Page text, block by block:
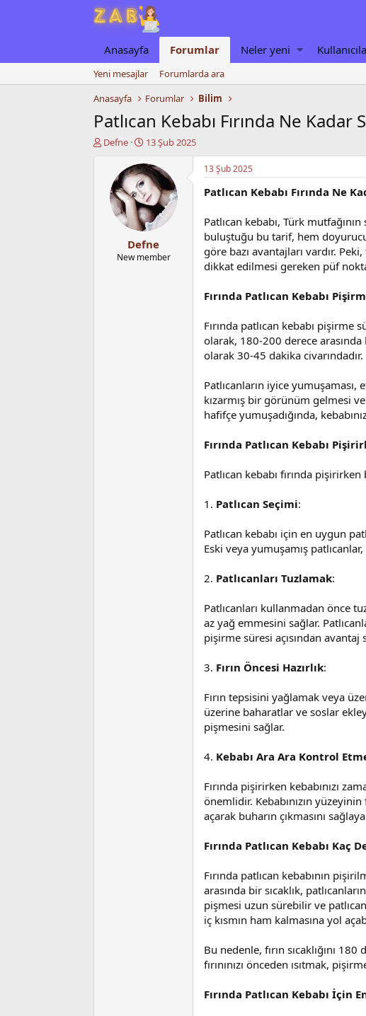
Anasayfa Forumlar Neler yeni
Yeni mesajlar
Forumlarda ara
Anasayfa
Forumlar Bilim
Patlıcan Kebabı Fırında Ne Kadar
K
Defne
B
ş
l
a
n
g
ı
ç
t
13 Şub 2025
Defne
New member
13 Şub 2025
Patlıcan Kebabı Fırında Ne
Patlıcan kebabı, Türk
buluştuğu bu tarif, hem
göre bazı avantajları vardır.
dikkat edilmesi gereken püf
Fırında Patlıcan Kebabı
Fırında patlıcan kebabı pişirme
olarak, 180-200 derece arasında
olarak 30-45 dakika civarındadır.
Patlıcanların iyice
kızarmış bir görünüm gelmesi
hafifçe yumuşadığında,
Fırında Patlıcan Kebabı
Patlıcan kebabı fırında
1. Patlıcan Seçimi:
Patlıcan kebabı için en uygun
Eski veya yumuşamış
2. Patlıcanları Tuzlamak:
Patlıcanları kullanmadan önce
az yağ emmesini sağlar.
pişirme süresi açısından avantaj
3. Fırın Öncesi Hazırlık:
Fırın tepsisini yağlamak veya
üzerine baharatlar ve soslar
pişmesini sağlar.
4. Kebabı Ara Ara Kontrol
Fırında pişirirken kebabınızı
önemlidir. Kebabınızın
açarak buharın çıkmasını
Fırında Patlıcan Kebabı Kaç
Fırında patlıcan kebabının
arasında bir sıcaklık,
pişmesi uzun sürebilir ve
iç kısmın ham kalmasına yol
Bu nedenle, fırın sıcaklığını
fırınınızı önceden ısıtmak,
Fırında Patlıcan Kebabı İçin